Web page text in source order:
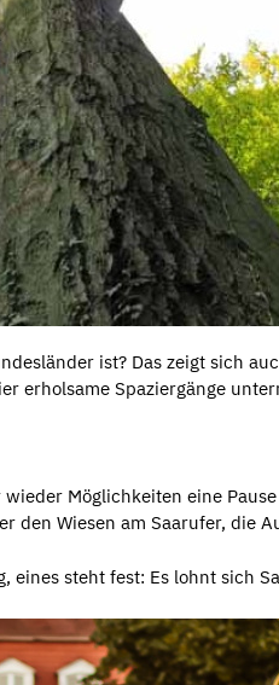
ist? Das zeigt sich
erholsame Spaziergänge
Möglichkeiten eine
den Wiesen am Saarufer, die
eines steht fest: Es lohnt sich